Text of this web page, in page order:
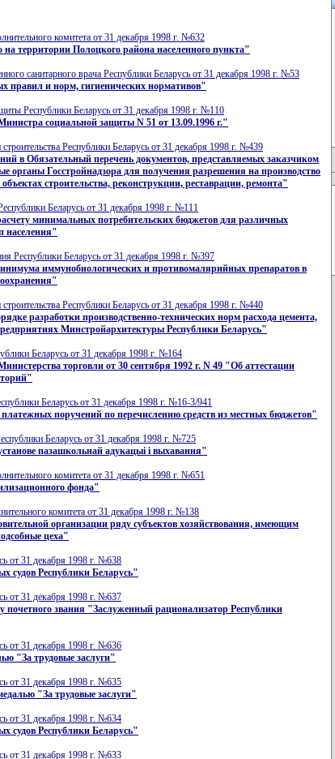
комитета от 31 декабря 1998 г. №632
территории Полоцкого района населенного пункта"
санитарного врача Республики Беларусь от 31 декабря 1998 г. №53
правил и норм, гигиенических нормативов"
Республики Беларусь от 31 декабря 1998 г. №110
социальной защиты N 51 от 13.09.1996 г."
Республики Беларусь от 31 декабря 1998 г. №439
в Обязательный перечень документов, представляемых заказчиком
органы Госстройнадзора для получения разрешения на производство
строительства, реконструкции, реставрации, ремонта"
Беларусь от 31 декабря 1998 г. №111
минимальных потребительских бюджетов для различных
населения"
Республики Беларусь от 31 декабря 1998 г. №397
иммунобиологических и противомалярийных препаратов в
Республики Беларусь от 31 декабря 1998 г. №440
разработки производственно-технических норм расхода цемента,
Минстройархитектуры Республики Беларусь"
Беларусь от 31 декабря 1998 г. №164
торговли от 30 сентября 1992 г. N 49 "Об аттестации
Беларусь от 31 декабря 1998 г. №16-3/941
поручений по перечислению средств из местных бюджетов"
Беларусь от 31 декабря 1998 г. №725
пазашкольнай адукацыi i выхавання"
комитета от 31 декабря 1998 г. №651
фонда"
комитета от 31 декабря 1998 г. №138
организации ряду субъектов хозяйствования, имеющим
цеха"
от 31 декабря 1998 г. №638
судов Республики Беларусь"
от 31 декабря 1998 г. №637
звания "Заслуженный рационализатор Республики
от 31 декабря 1998 г. №636
"За трудовые заслуги"
от 31 декабря 1998 г. №635
"За трудовые заслуги"
от 31 декабря 1998 г. №634
судов Республики Беларусь"
от 31 декабря 1998 г. №633